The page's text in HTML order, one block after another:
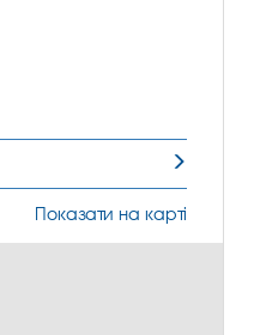
Показати на карті